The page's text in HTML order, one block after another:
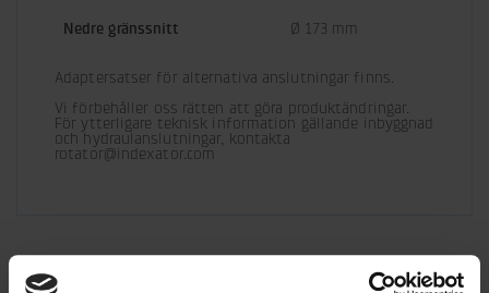
Nedre gränssnitt Ø 173 mm
Adaptersatser för alternativa anslutningar finns.
Vi förbehåller oss rätten att göra produktändringar.
För ytterligare teknisk information gällande inbyggnad
och hydraulanslutningar, kontakta
rotator@indexator.com